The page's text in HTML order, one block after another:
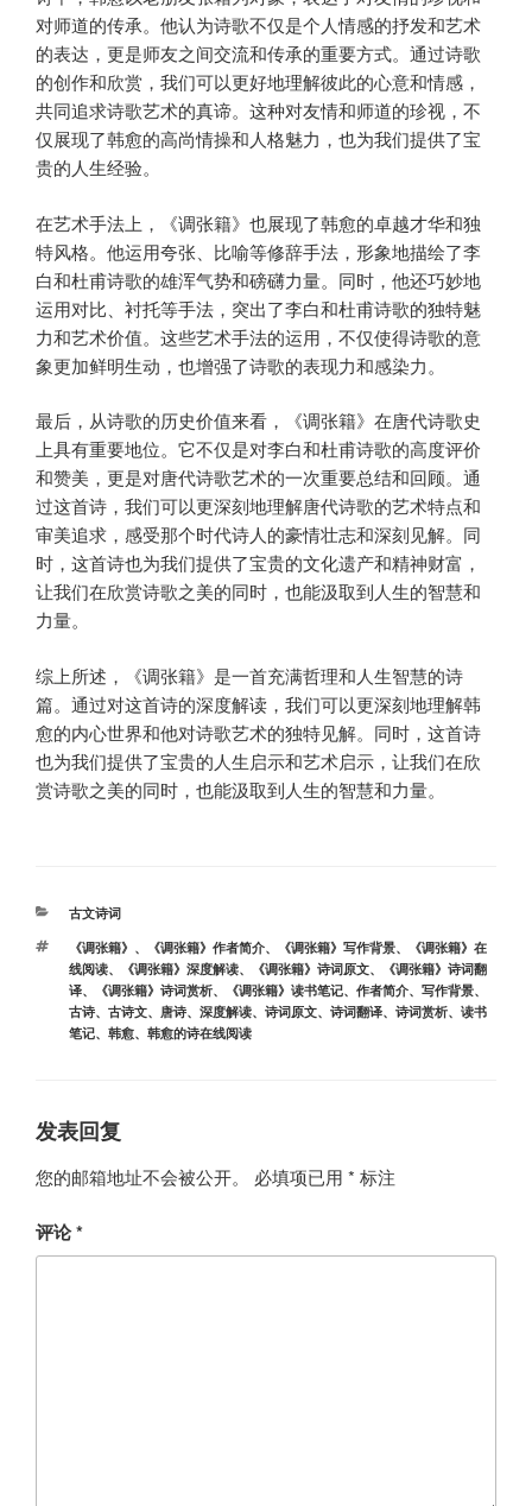
对师道的传承。他认为诗歌不仅是个人情感的抒发和艺术
的表达，更是师友之间交流和传承的重要方式。通过诗歌
的创作和欣赏，我们可以更好地理解彼此的心意和情感，
共同追求诗歌艺术的真谛。这种对友情和师道的珍视，不
仅展现了韩愈的高尚情操和人格魅力，也为我们提供了宝
贵的人生经验。
在艺术手法上，《调张籍》也展现了韩愈的卓越才华和独
特风格。他运用夸张、比喻等修辞手法，形象地描绘了李
白和杜甫诗歌的雄浑气势和磅礴力量。同时，他还巧妙地
运用对比、衬托等手法，突出了李白和杜甫诗歌的独特魅
力和艺术价值。这些艺术手法的运用，不仅使得诗歌的意
象更加鲜明生动，也增强了诗歌的表现力和感染力。
最后，从诗歌的历史价值来看，《调张籍》在唐代诗歌史
上具有重要地位。它不仅是对李白和杜甫诗歌的高度评价
和赞美，更是对唐代诗歌艺术的一次重要总结和回顾。通
过这首诗，我们可以更深刻地理解唐代诗歌的艺术特点和
审美追求，感受那个时代诗人的豪情壮志和深刻见解。同
时，这首诗也为我们提供了宝贵的文化遗产和精神财富，
让我们在欣赏诗歌之美的同时，也能汲取到人生的智慧和
力量。
综上所述，《调张籍》是一首充满哲理和人生智慧的诗
篇。通过对这首诗的深度解读，我们可以更深刻地理解韩
愈的内心世界和他对诗歌艺术的独特见解。同时，这首诗
也为我们提供了宝贵的人生启示和艺术启示，让我们在欣
赏诗歌之美的同时，也能汲取到人生的智慧和力量。
分
古文诗词
标
签
《调张籍》 、 《调张籍》作者简介、 《调张籍》写作背景、
《调张籍》在
线阅读、 《调张籍》深度解读、 《调张籍》诗词原文、
《调张籍》诗词翻
译、 《调张籍》诗词赏析、 《调张籍》读书笔记、 作者简介、 写作背景、
古诗、 古诗文、 唐诗、 深度解读、 诗词原文、 诗词翻译、 诗词赏析、 读书
笔记、 韩愈、 韩愈的诗在线阅读
发表回复
您的邮箱地址不会被公开。 必填项已用 * 标注
评论*